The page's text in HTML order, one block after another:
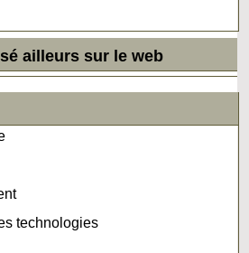
ailleurs sur le web
technologies